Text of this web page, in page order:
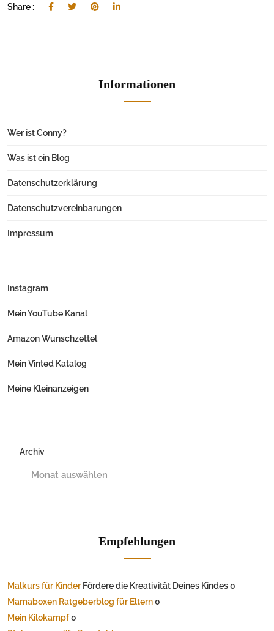
Share :
Informationen
Wer ist Conny?
Was ist ein Blog
Datenschutzerklärung
Datenschutzvereinbarungen
Impressum
Instagram
Mein YouTube Kanal
Amazon Wunschzettel
Mein Vinted Katalog
Meine Kleinanzeigen
Archiv
Empfehlungen
Malkurs für Kinder Fördere die Kreativität Deines Kindes 0
Mamaboxen Ratgeberblog für Eltern0
Mein Kilokampf0